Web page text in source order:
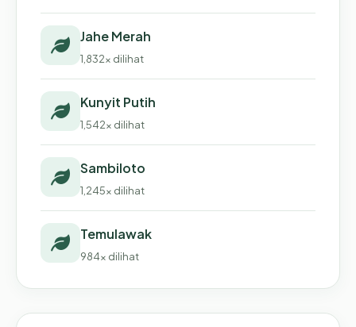
Jahe Merah
1,832x dilihat
Kunyit Putih
1,542x dilihat
Sambiloto
1,245x dilihat
Temulawak
984x dilihat